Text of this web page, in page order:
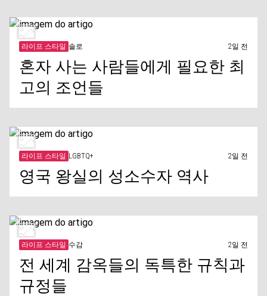
라이프 스타일 솔로 2일 전
혼자 사는 사람들에게 필요한 최
고의 조언들
라이프 스타일 LGBTQ+ 2일 전
영국 왕실의 성소수자 역사
라이프 스타일 수감 2일 전
전 세계 감옥들의 독특한 규칙과
규정들